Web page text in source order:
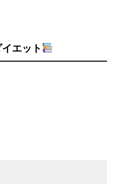
エット